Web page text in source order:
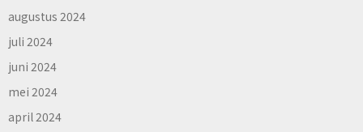
augustus 2024
juli 2024
juni 2024
mei 2024
april 2024